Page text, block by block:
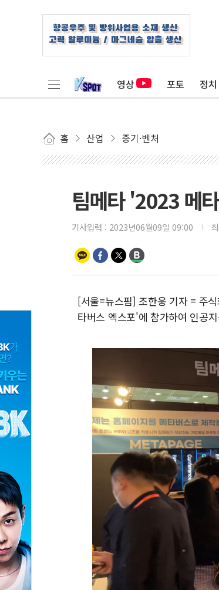
영상 포토 정치
홈 산업 중기·벤처
팀메타 '2023 메
기사입력 : 2023년06월09일 09:00
[서울=뉴스핌] 조한웅 기자 = 주
타버스 엑스포'에 참가하여 인공